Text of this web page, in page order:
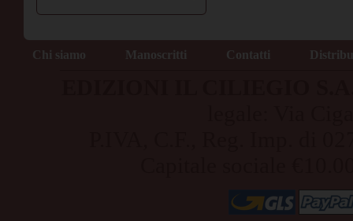
Chi siamo Manoscritti Contatti